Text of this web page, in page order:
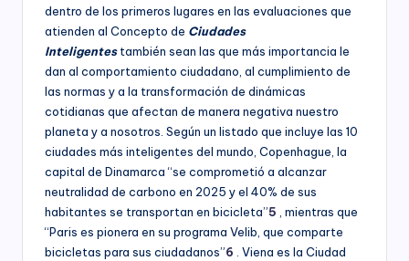
dentro de los primeros lugares en las evaluaciones que
atienden al Concepto de Ciudades
Inteligentestambién sean las que más importancia le
dan al comportamiento ciudadano, al cumplimiento de
las normas y a la transformación de dinámicas
cotidianas que afectan de manera negativa nuestro
planeta y a nosotros. Según un listado que incluye las 10
ciudades más inteligentes del mundo, Copenhague, la
capital de Dinamarca “se comprometió a alcanzar
neutralidad de carbono en 2025 y el 40% de sus
habitantes se transportan en bicicleta”5 , mientras que
“Paris es pionera en su programa Velib, que comparte
bicicletas para sus ciudadanos”6 . Viena es la Ciudad